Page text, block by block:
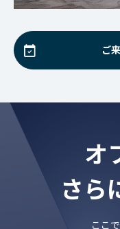
ご
オ
さら
ここ